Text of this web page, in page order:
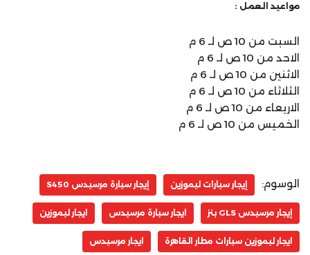
مواعيد العمل :
السبت من 10 ص لـ 6 م
الاحد من 10 ص لـ 6 م
الاثنين من 10 ص لـ 6 م
الثلاثاء من 10 ص لـ 6 م
الاريعاء من 10 ص لـ 6 م
الخميس من 10 ص لـ 6 م
الوسوم: إيجار سيارات ليموزين إيجار سيارة مرسيدس S450
إيجار مرسيدس GLS بنز ايجار سيارة مرسيدس ايجار ليموزين
ايجار ليموزين سيارات مطار القاهرة ايجار مرسيدس